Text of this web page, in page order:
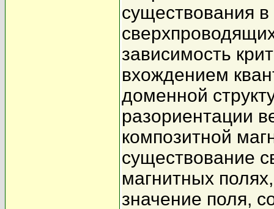
существования
зависимость
вхождением
доменной
разориентации
композитной
существование
магнитных
значение поля,